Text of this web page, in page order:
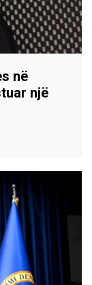
në
një